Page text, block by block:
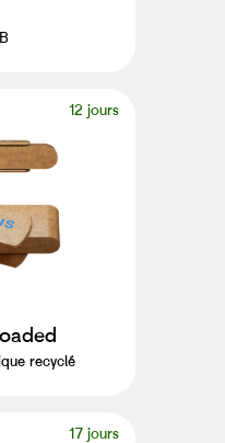
12 jours
recyclé
17 jours